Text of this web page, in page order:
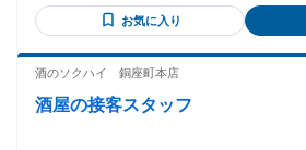
あり（上限あり 社内規定有）
は必須ではありません。 〇コンクリ
のある方 〇生コンミキサー車運転手
条件≫ ※下記は必須ではありません。
せたい方！ 〇長く働きたい方！ 〇ブ
お気に入り
酒のソクハイ 銅座町本店
酒屋の接客スタッフ